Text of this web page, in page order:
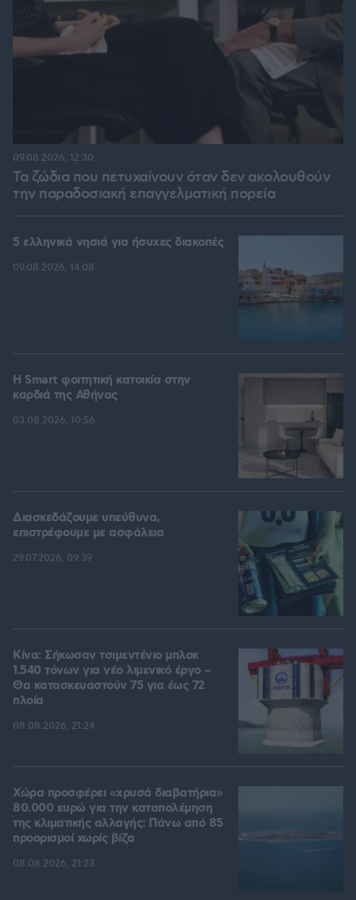
Τα ζώδια που πετυχαίνουν όταν δεν ακολουθούν
την παραδοσιακή επαγγελματική πορεία
09.08.2026, 12:30
5 ελληνικά νησιά για ήσυχες διακοπές
09.08.2026, 14:08
Η Smart φοιτητική κατοικία στην
καρδιά της Αθήνας
03.08.2026, 10:56
Διασκεδάζουμε υπεύθυνα,
επιστρέφουμε με ασφάλεια
29.07.2026, 09:39
Κίνα: Σήκωσαν τσιμεντένιο μπλοκ
1.540 τόνων για νέο λιμενικό έργο –
Θα κατασκευαστούν 75 για έως 72
πλοία
08.08.2026, 21:24
Χώρα προσφέρει «χρυσά διαβατήρια»
80.000 ευρώ για την καταπολέμηση
της κλιματικής αλλαγής: Πάνω από 85
προορισμοί χωρίς βίζα
08.08.2026, 21:23